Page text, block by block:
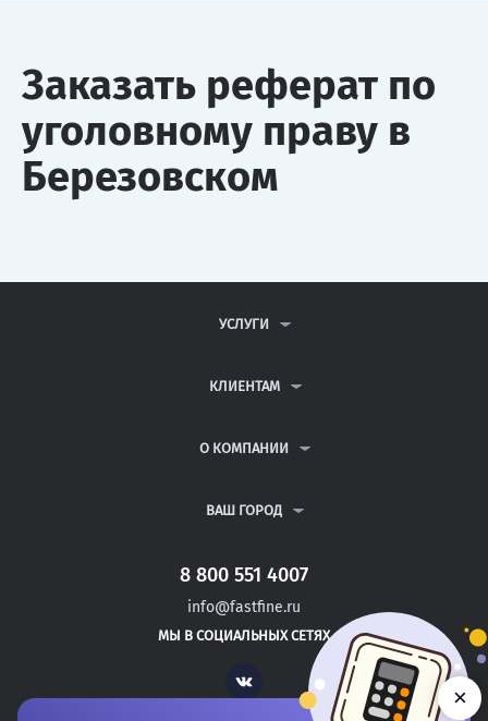
Заказать реферат по
уголовному праву в
Березовском
УСЛУГИ
ДИПЛОМНЫЕ РАБОТЫ
РЕФЕРАТЫ
КЛИЕНТАМ
ВОПРОСЫ И ОТВЕТЫ
ПОЛИТИКА КОНФИДЕНЦИАЛЬНОСТИ
О КОМПАНИИ
КОНТАКТЫ
ВАШ ГОРОД
САНКТ-ПЕТЕРБУРГ
БОГОСЛОВСКОЕ
АКБУЛАК
8 800 551 4007
info@fastfine.ru
МЫ В СОЦИАЛЬНЫХ СЕТЯХ
Vk ×